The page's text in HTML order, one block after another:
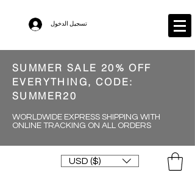
تسجيل الدخول
SUMMER SALE 20% OFF
EVERYTHING, CODE:
SUMMER20
WORLDWIDE EXPRESS SHIPPING WITH
ONLINE TRACKING ON ALL ORDERS
USD ($)